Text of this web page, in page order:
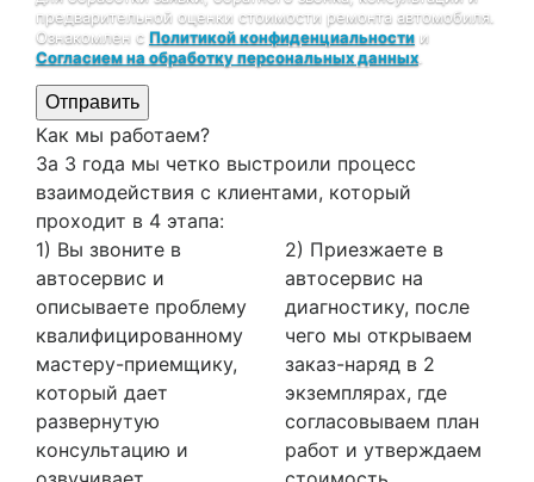
предварительной оценки стоимости ремонта автомобиля.
Ознакомлен с Политикой конфиденциальности и
Согласием на обработку персональных данных
Отправить
Как мы работаем?
За 3 года мы четко выстроили процесс
взаимодействия с клиентами, который
проходит в 4 этапа:
1) Вы звоните в
автосервис и
описываете проблему
квалифицированному
мастеру-приемщику,
который дает
развернутую
консультацию и
2) Приезжаете в
автосервис на
диагностику, после
чего мы открываем
заказ-наряд в 2
экземплярах, где
согласовываем план
работ и утверждаем